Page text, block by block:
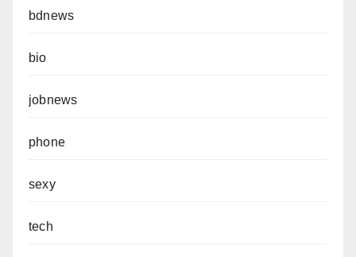
bdnews
bio
jobnews
phone
sexy
tech